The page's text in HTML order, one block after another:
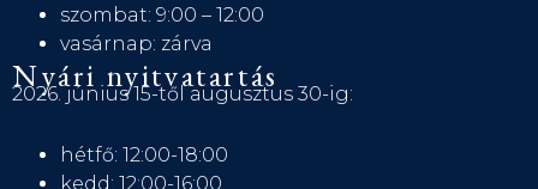
szombat: 9:00 – 12:00
vasárnap: zárva
Nyári nyitvatartás
2026. június 15-től augusztus 30-ig:
hétfő: 12:00-18:00
kedd: 12:00-16:00